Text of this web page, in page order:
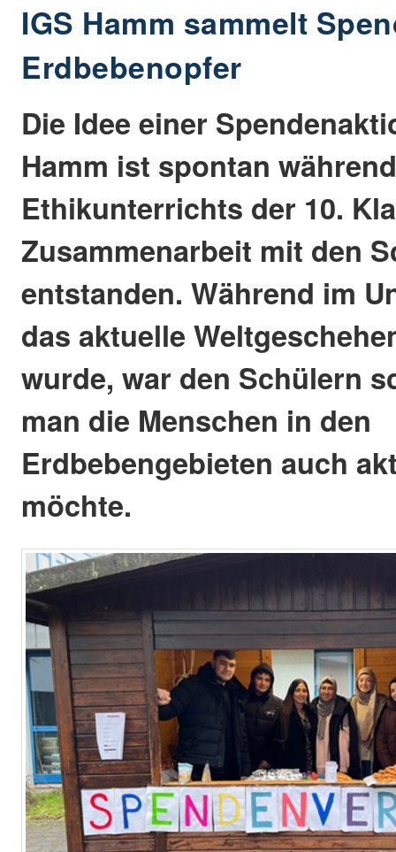
IGS Hamm sammelt
Erdbebenopfer
Die Idee einer
Hamm ist spontan
Ethikunterrichts der 10.
Zusammenarbeit mit den
entstanden. Während im
das aktuelle
wurde, war den Schülern
man die Menschen in den
Erdbebengebieten auch
möchte.